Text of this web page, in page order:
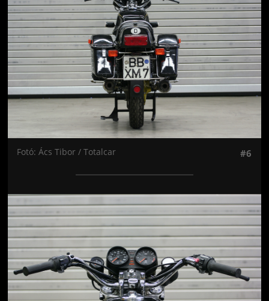
Fotó: Ács Tibor / Totalcar #6
Jön még kép!